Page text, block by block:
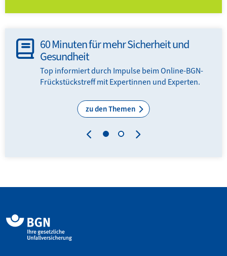
60 Minuten für mehr Sicherheit und
Gesundheit
Top informiert durch Impulse beim Online-BGN-
Frückstückstreff mit Expertinnen und Experten.
zu den Themen